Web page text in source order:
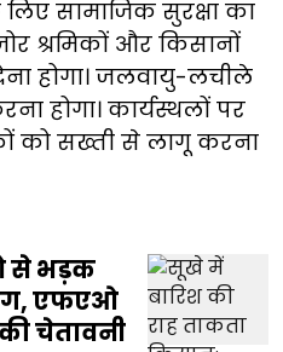
सामाजिक सुरक्षा का
श्रमिकों और किसानों
होगा। जलवायु-लचीले
होगा। कार्यस्थलों पर
को सख्ती से लागू करना
से भड़क
एफएओ
चेतावनी